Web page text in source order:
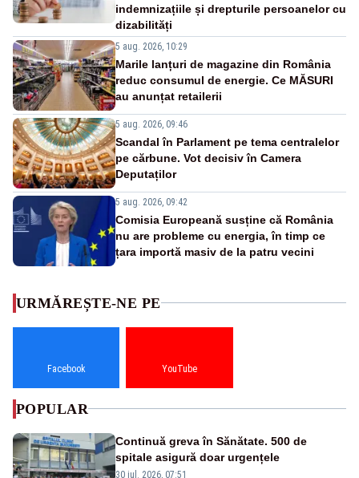
indemnizațiile și drepturile persoanelor cu
dizabilități
5 aug. 2026, 10:29
Marile lanțuri de magazine din România
reduc consumul de energie. Ce MĂSURI
au anunțat retailerii
5 aug. 2026, 09:46
Scandal în Parlament pe tema centralelor
pe cărbune. Vot decisiv în Camera
Deputaților
5 aug. 2026, 09:42
Comisia Europeană susține că România
nu are probleme cu energia, în timp ce
țara importă masiv de la patru vecini
URMĂREȘTE-NE PE
Facebook YouTube
POPULAR
Continuă greva în Sănătate. 500 de
spitale asigură doar urgențele
30 iul. 2026, 07:51